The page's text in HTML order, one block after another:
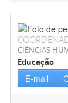
CIÊNCIAS
Educação
E-mail